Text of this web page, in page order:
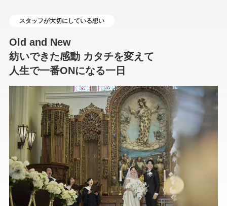
スタッフが大切にしている想い
Old and New
紡いできた感動 カタチを変えて
人生で一番ONになる一日